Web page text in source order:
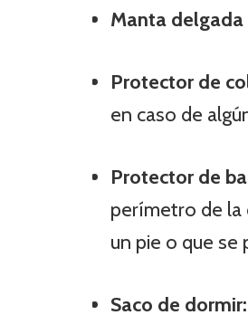
Manta
Protector de
en caso de
Protector de
perímetro de la
un pie o que se
Saco de dormir: